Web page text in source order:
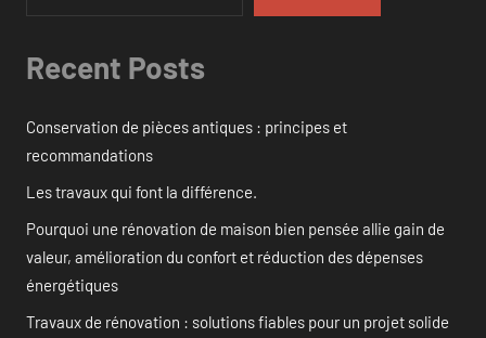
Recent Posts
Conservation de pièces antiques : principes et
recommandations
Les travaux qui font la différence.
Pourquoi une rénovation de maison bien pensée allie gain de
valeur, amélioration du confort et réduction des dépenses
énergétiques
Travaux de rénovation : solutions fiables pour un projet solide